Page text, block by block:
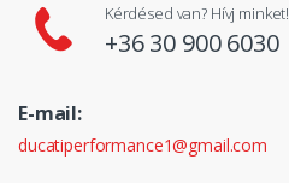
Kérdésed van? Hívj minket!
+36 30 900 6030
E-mail:
ducatiperformance1@gmail.com